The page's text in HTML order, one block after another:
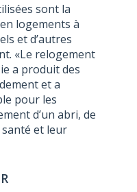
sont la
logements à
et d’autres
«Le relogement
a produit des
et a
pour les
d’un abri, de
et leur